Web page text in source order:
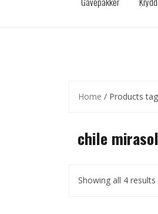
Home / Products
chile mirasol
Showing all 4 results